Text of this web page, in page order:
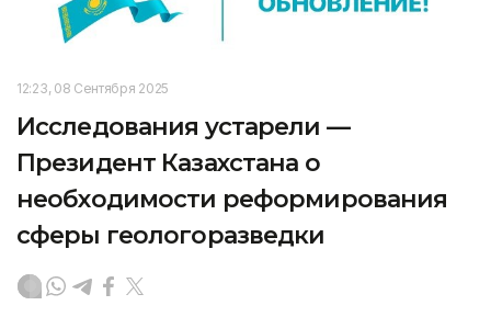
12:23, 08 Сентября 2025
Исследования устарели —
Президент Казахстана о
необходимости реформирования
сферы геологоразведки